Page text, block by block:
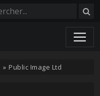
» Public Image Ltd